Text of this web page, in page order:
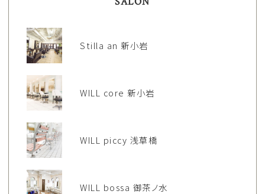
Stilla an 新小岩
WILL core 新小岩
WILL piccy 浅草橋
WILL bossa 御茶ノ水